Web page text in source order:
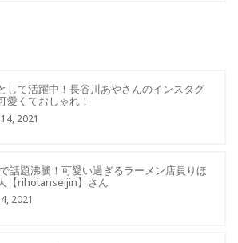
して活躍中！長谷川あやさんのインスタグ
愛くておしゃれ！
2021
話題沸騰！可愛い過ぎるラーメン店員りほ
【rihotanseijin】さん
2021